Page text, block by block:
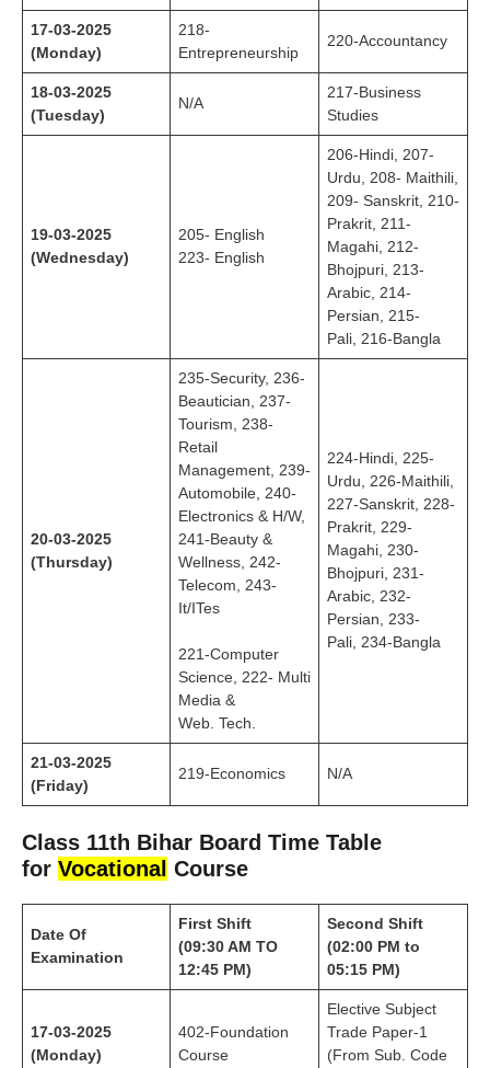
17-03-2025
(Monday)
218-
Entrepreneurship
220-Accountancy
18-03-2025
(Tuesday)
N/A
217-Business
Studies
19-03-2025
(Wednesday)
205- English
223- English
206-Hindi, 207-
Urdu, 208- Maithili,
209- Sanskrit, 210-
Prakrit, 211-
Magahi, 212-
Bhojpuri, 213-
Arabic, 214-
Persian, 215-
Pali, 216-Bangla
20-03-2025
(Thursday)
235-Security, 236-
Beautician, 237-
Tourism, 238-
Retail
Management, 239-
Automobile, 240-
Electronics & H/W,
241-Beauty &
Wellness, 242-
Telecom, 243-
It/ITes
221-Computer
Science, 222- Multi
Media &
Web. Tech.
224-Hindi, 225-
Urdu, 226-Maithili,
227-Sanskrit, 228-
Prakrit, 229-
Magahi, 230-
Bhojpuri, 231-
Arabic, 232-
Persian, 233-
Pali, 234-Bangla
21-03-2025
(Friday)
219-Economics N/A
Class 11th Bihar Board Time Table
for Vocational Course
Date Of
Examination
First Shift
(09:30 AM TO
12:45 PM)
Second Shift
(02:00 PM to
05:15 PM)
17-03-2025
(Monday)
402-Foundation
Course
Elective Subject
Trade Paper-1
(From Sub. Code